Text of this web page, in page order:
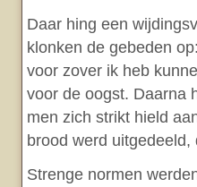
Daar hing een
klonken de gebeden
voor zover ik heb
voor de oogst. Daarna
men zich strikt hield
brood werd uitgedeeld,
Strenge normen